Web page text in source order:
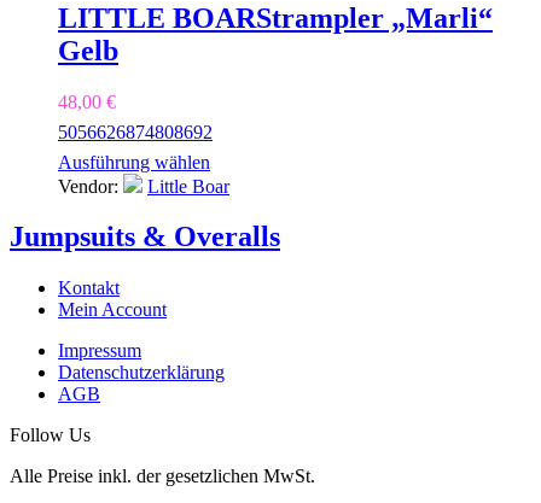
LITTLE BOARStrampler „Marli“
Gelb
48,00 €
5056626874808692
Ausführung wählen
Vendor:
Little Boar
Jumpsuits & Overalls
Kontakt
Mein Account
Impressum
Datenschutzerklärung
AGB
Follow Us
Alle Preise inkl. der gesetzlichen MwSt.